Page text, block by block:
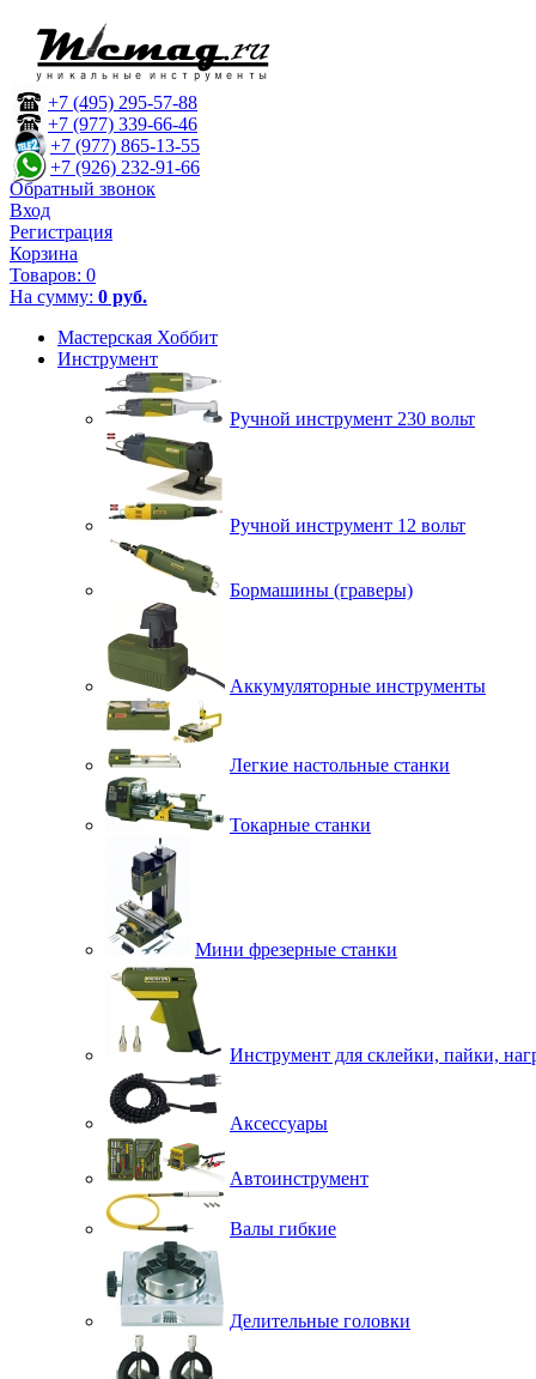
+7 (495) 295-57-88
+7 (977) 339-66-46
+7 (977) 865-13-55
+7 (926) 232-91-66
Обратный звонок
Вход
Регистрация
Корзина
Товаров: 0
На сумму: 0 руб.
Мастерская Хоббит
Инструмент
Ручной инструмент 230 вольт
Ручной инструмент 12 вольт
Бормашины (граверы)
Аккумуляторные инструменты
Легкие настольные станки
Токарные станки
Мини фрезерные станки
Инструмент для склейки, пайки,
Аксессуары
Автоинструмент
Валы гибкие
Делительные головки